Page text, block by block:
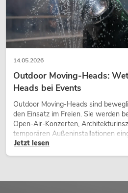
14.05.2026
Outdoor Moving-Heads:
Heads bei Events
Outdoor Moving-Heads sind
den Einsatz im Freien. Sie werden
Open-Air-Konzerten,
temporären Außeninstallationen
Jetzt lesen